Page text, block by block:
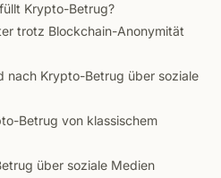
Krypto-Betrug?
trotz Blockchain-Anonymität
nach Krypto-Betrug über soziale
Betrug von klassischem
über soziale Medien